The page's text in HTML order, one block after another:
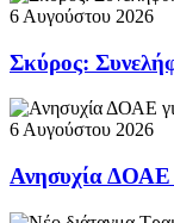
6 Αυγούστου 2026
Σκύρος:
6 Αυγούστου 2026
Ανησυχία ΔΟΑΕ